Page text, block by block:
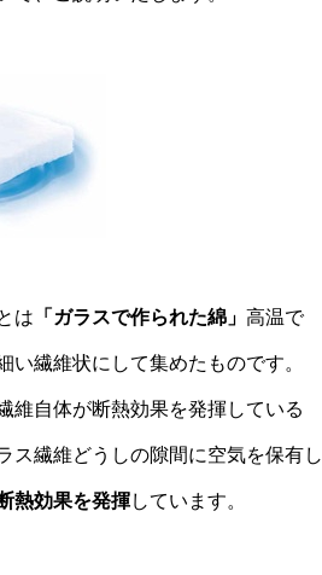
は 「ガラスで作られた綿」高温で
い繊維状にして集めたものです。
維自体が断熱効果を発揮している
ス繊維どうしの隙間に空気を保有し
熱効果を発揮しています。